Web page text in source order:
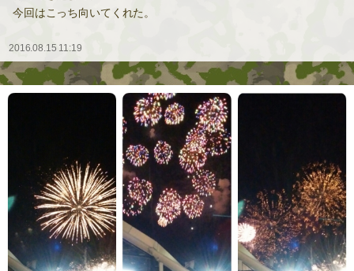
今回はこっち向いてくれた。
2016.08.15 11:19